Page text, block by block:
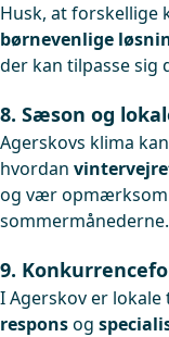
Husk, at forskellige
børnevenlige
der kan tilpasse sig
8. Sæson og
Agerskovs klima
hvordan
og vær opmærksom
sommermånederne.
9.
I Agerskov er
responsog